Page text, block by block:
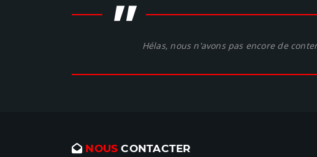
" Hélas, nous n'avons pas encore de
NOUS CONTACTER